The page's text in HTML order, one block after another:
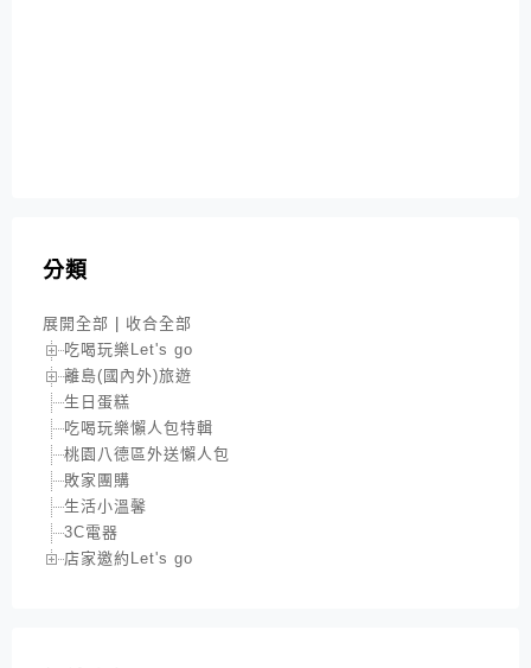
分類
展開全部
收合全部
吃喝玩樂Let's go
離島(國內外)旅遊
生日蛋糕
吃喝玩樂懶人包特輯
桃園八德區外送懶人包
敗家團購
生活小溫馨
3C電器
店家邀約Let's go